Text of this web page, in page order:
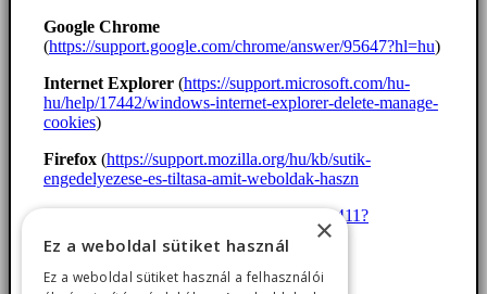
Google Chrome
(https://support.google.com/chrome/answer/95647?hl=hu)
Internet Explorer (https://support.microsoft.com/hu-
hu/help/17442/windows-internet-explorer-delete-manage-
cookies)
Firefox (https://support.mozilla.org/hu/kb/sutik-
engedelyezese-es-tiltasa-amit-weboldak-haszn
https://support.apple.com/kb/PH21411?
×
Ez a weboldal sütiket használ
Ez a weboldal sütiket használ a felhasználói